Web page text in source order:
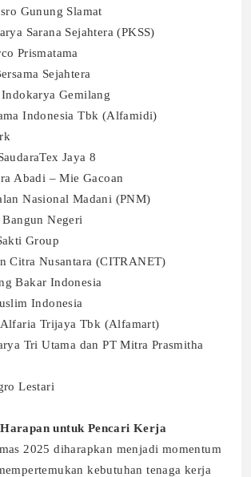
Gunung Slamat
Sarana Sejahtera (PKSS)
Prismatama
Sejahtera
Gemilang
Indonesia Tbk (Alfamidi)
Jaya 8
Abadi – Mie Gacoan
Nasional Madani (PNM)
Negeri
Group
Citra Nusantara (CITRANET)
Bakar Indonesia
Indonesia
Alfaria Trijaya Tbk (Alfamart)
Tri Utama dan PT Mitra Prasmitha
Lestari
untuk Pencari Kerja
2025 diharapkan menjadi momentum
kebutuhan tenaga kerja